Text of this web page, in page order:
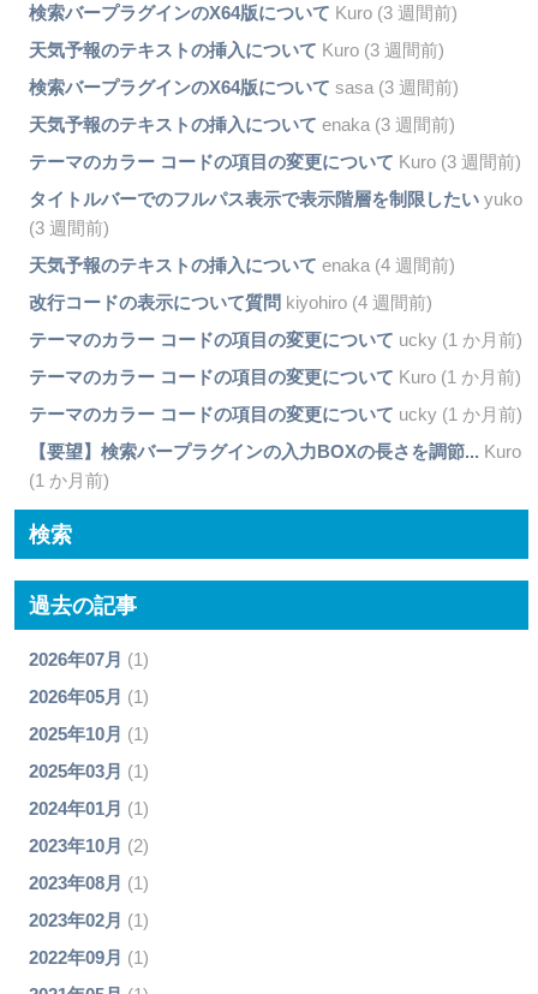
検索バープラグインのX64版について Kuro (3 週間前)
天気予報のテキストの挿入について Kuro (3 週間前)
検索バープラグインのX64版について sasa (3 週間前)
天気予報のテキストの挿入について enaka (3 週間前)
テーマのカラー コードの項目の変更について Kuro (3 週間前)
タイトルバーでのフルパス表示で表示階層を制限したいyuko
(3 週間前)
天気予報のテキストの挿入について enaka (4 週間前)
改行コードの表示について質問 kiyohiro (4 週間前)
テーマのカラー コードの項目の変更について ucky (1 か月前)
テーマのカラー コードの項目の変更について Kuro (1 か月前)
テーマのカラー コードの項目の変更について ucky (1 か月前)
【要望】検索バープラグインの入力BOXの長さを調節... Kuro
(1 か月前)
検索
過去の記事
2026年07月 (1)
2026年05月 (1)
2025年10月 (1)
2025年03月 (1)
2024年01月 (1)
2023年10月 (2)
2023年08月 (1)
2023年02月 (1)
2022年09月 (1)